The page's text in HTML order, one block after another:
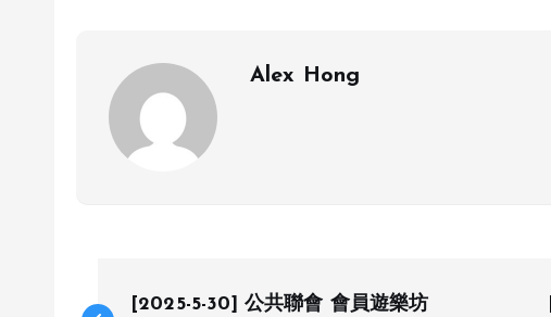
Alex Hong
[2025-5-30] 公共聯會 會員遊樂坊